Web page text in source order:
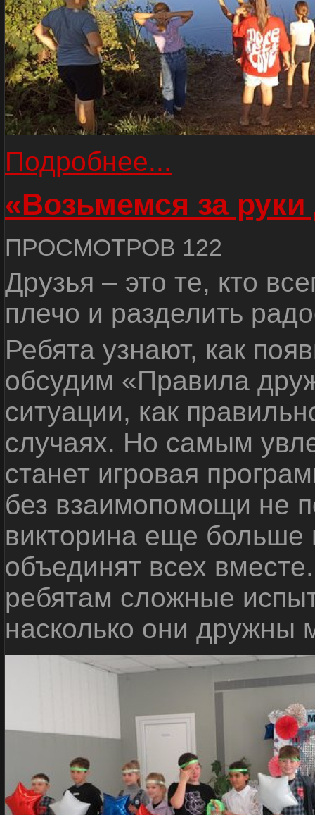
Подробнее...
«Возьмемся за руки
ПРОСМОТРОВ 122
Друзья – это те, кто
плечо и разделить
Ребята узнают, как
обсудим «Правила
ситуации, как
случаях. Но самым
станет игровая
без взаимопомощи не
викторина еще
объединят всех
ребятам сложные
насколько они дружны